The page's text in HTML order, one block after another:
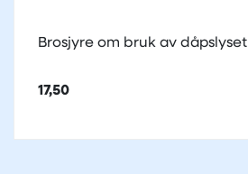
Brosjyre om bruk av dåpslyset
17,50